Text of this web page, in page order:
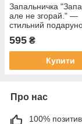
Запальничка
але не згорай." —
стильний
лазерним
для тих, хто живе
595 ₴
Купити
Про нас
100%